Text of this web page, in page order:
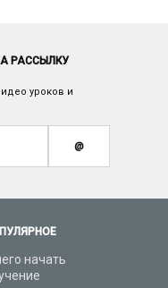
начать
РАССЫЛКУ
уроков и
@